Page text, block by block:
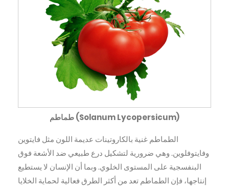
طماطم (Solanum Lycopersicum)
الطماطم غنية بالكاروتينات عديمة اللون مثل فايتوين
وفايتوفلوين. وهي ضرورية لتشكيل درع طبيعي ضد الأشعة فوق
البنفسجية على المستوى الخلوي. وبما أن الإنسان لا يستطيع
إنتاجها، فإن الطماطم تعد من أكثر الطرق فعالية لحماية الخلايا